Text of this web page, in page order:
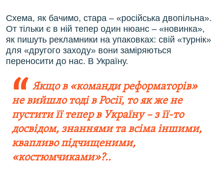
Схема, як бачимо, стара – «російська двопільна».
От тільки є в ній тепер один нюанс – «новинка»,
як пишуть рекламники на упаковках: свій «турнік»
для «другого заходу» вони заміряються
переносити до нас. В Україну.
Якщо в «команди реформаторів»
не вийшло тоді в Росії, то як же не
пустити її тепер в Україну – з її-то
досвідом, знаннями та всіма іншими,
квапливо підчищеними,
«костюмчиками»?..